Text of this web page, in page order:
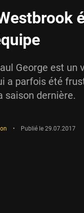
George est
a parfois été
saison dernière.
• Publié le 29.07.2017